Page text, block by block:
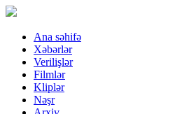
Ana səhifə
Xəbərlər
Verilişlər
Filmlər
Kliplər
Nəşr